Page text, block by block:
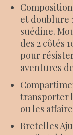
et doublure
suédine.
des 2 côtés
pour
aventures
transporter
ou les
Bretelles